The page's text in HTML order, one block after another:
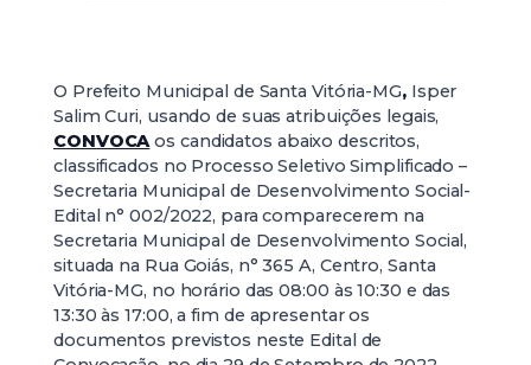
O Prefeito Municipal de Santa Vitória-MG, Isper
Salim Curi, usando de suas atribuições legais,
CONVOCA os candidatos abaixo descritos,
classificados no Processo Seletivo Simplificado –
Secretaria Municipal de Desenvolvimento Social-
Edital n° 002/2022, para comparecerem na
Secretaria Municipal de Desenvolvimento Social,
situada na Rua Goiás, n° 365 A, Centro, Santa
Vitória-MG, no horário das 08:00 às 10:30 e das
13:30 às 17:00, a fim de apresentar os
documentos previstos neste Edital de